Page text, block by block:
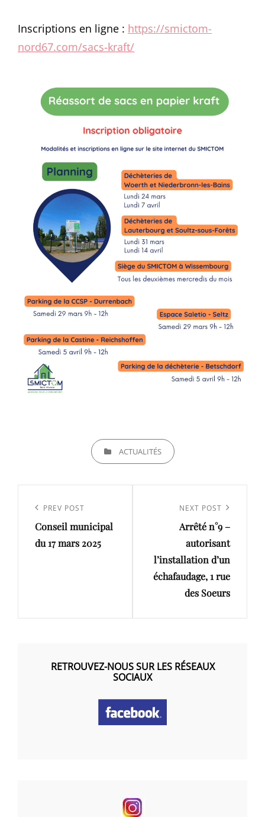
Inscriptions en ligne : https://smictom-
nord67.com/sacs-kraft/
CATEGORIESACTUALITÉS
l’article
Previous
Post
PREV POST
Conseil municipal
du 17 mars 2025
NEXT POST
Arrêté n°9 –
autorisant
l’installation d’un
échafaudage, 1 rue
des Soeurs
RETROUVEZ-NOUS SUR LES RÉSEAUX
SOCIAUX